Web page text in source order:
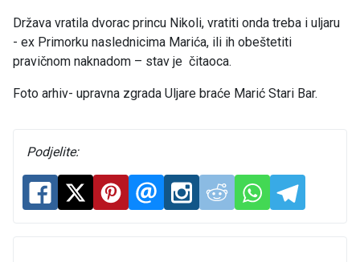
Država vratila dvorac princu Nikoli, vratiti onda treba i uljaru
- ex Primorku naslednicima Marića, ili ih obeštetiti
pravičnom naknadom – stav je čitaoca.
Foto arhiv- upravna zgrada Uljare braće Marić Stari Bar.
Podjelite: